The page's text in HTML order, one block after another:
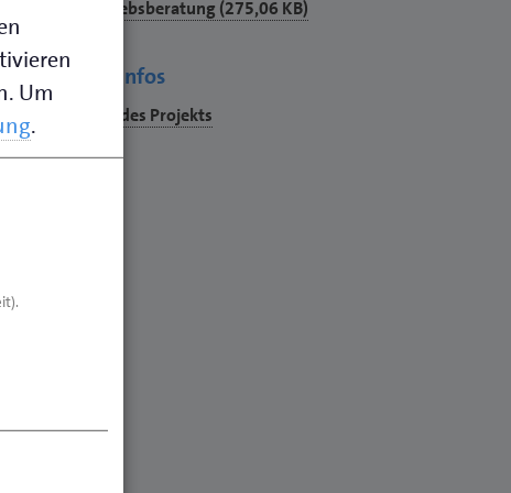
pdf
Flyer: Betriebsberatung (275,06 KB)
Weitere Infos
Info-Seite des Projekts
Um
.